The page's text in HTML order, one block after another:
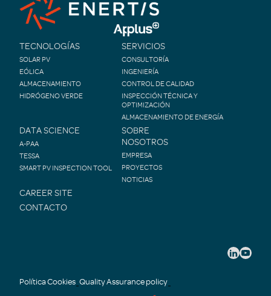
TECNOLOGÍAS
SOLAR PV
EÓLICA
ALMACENAMIENTO
HIDRÓGENO VERDE
SERVICIOS
CONSULTORÍA
INGENIERÍA
CONTROL DE CALIDAD
INSPECCIÓN TÉCNICA Y
OPTIMIZACIÓN
ALMACENAMIENTO DE ENERGÍA
DATA SCIENCE
A-PAA
TESSA
SMART PV INSPECTION TOOL
SOBRE
NOSOTROS
EMPRESA
PROYECTOS
NOTICIAS
CAREER SITE
CONTACTO
Política Cookies-Quality Assurance policy-